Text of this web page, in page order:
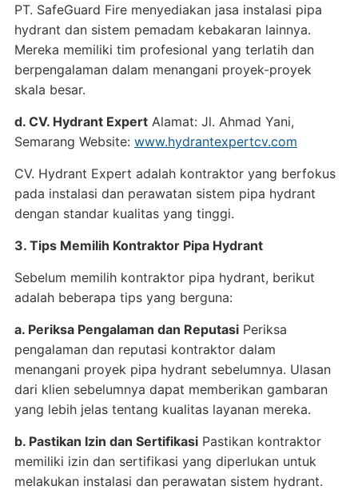
PT. SafeGuard Fire menyediakan jasa instalasi pipa
hydrant dan sistem pemadam kebakaran lainnya.
Mereka memiliki tim profesional yang terlatih dan
berpengalaman dalam menangani proyek-proyek
skala besar.
d. CV. Hydrant ExpertAlamat: Jl. Ahmad Yani,
Semarang Website: www.hydrantexpertcv.com
CV. Hydrant Expert adalah kontraktor yang berfokus
pada instalasi dan perawatan sistem pipa hydrant
dengan standar kualitas yang tinggi.
3. Tips Memilih Kontraktor Pipa Hydrant
Sebelum memilih kontraktor pipa hydrant, berikut
adalah beberapa tips yang berguna:
a. Periksa Pengalaman dan ReputasiPeriksa
pengalaman dan reputasi kontraktor dalam
menangani proyek pipa hydrant sebelumnya. Ulasan
dari klien sebelumnya dapat memberikan gambaran
yang lebih jelas tentang kualitas layanan mereka.
b. Pastikan Izin dan SertifikasiPastikan kontraktor
memiliki izin dan sertifikasi yang diperlukan untuk
melakukan instalasi dan perawatan sistem hydrant.